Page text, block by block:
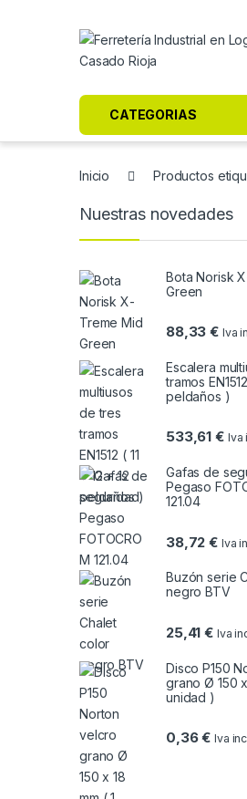
CATEGORIAS
Inicio Productos
Nuestras novedades
Bota Norisk
Green
88,33€ Iva
Escalera
tramos
peldaños )
533,61€ Iva
Gafas de
Pegaso
121.04
38,72€ Iva
Buzón serie
negro BTV
25,41€ Iva
Disco P150
grano Ø 150 x
unidad )
0,36€ Iva